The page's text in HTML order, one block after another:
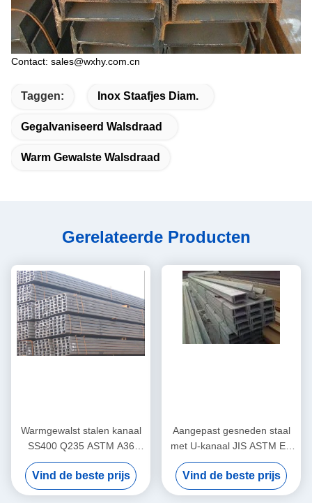
Contact: sales@wxhy.com.cn
Taggen: Inox Staafjes Diam.
Gegalvaniseerd Walsdraad
Warm Gewalste Walsdraad
Gerelateerde Producten
Warmgewalst stalen kanaal
SS400 Q235 ASTM A36
structureel U-kanaal
Vind de beste prijs
Aangepast gesneden staal
met U-kanaal JIS ASTM EN
S275JR Structurele staal
met U-kanaal
Vind de beste prijs